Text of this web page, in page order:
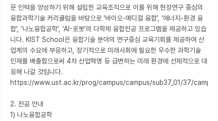
문 인력을 양성하기 위해 설립한 교육조직으로 이를 위해 현장연구 중심의
융합과학기술 커리큘럼을 바탕으로 ‘바이오-메디컬 융합’, ‘에너지-환경 융
합’, ‘나노융합공학’, ‘AI-로봇’의 다학제 융합전공 프로그램을 제공하고 있습
니다. KIST School은 융합기술 분야의 연구중심 교육기회를 제공하여 산
업계의 수요에 부응하고, 장기적으로 미래사회에 필요한 우수한 과학기술
인재를 배출함으로써 4차 산업혁명 등 급변하는 미래 환경에 선제적으로 대
응해 나갈 것입니다.
https://www.ust.ac.kr/prog/campus/campus/sub37_01/37/
2. 전공 안내
1) 나노융합공학